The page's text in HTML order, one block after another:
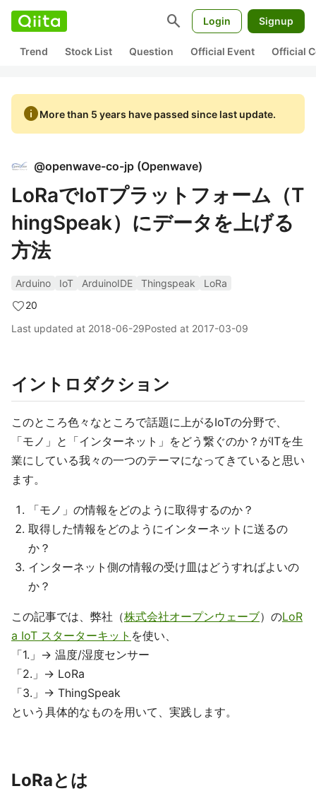
search Login Signup
Trend Stock List Question Official Event Official
infoMore than 5 years have passed since last update.
@openwave-co-jp (Openwave)
LoRaでIoTプラットフォーム（T
hingSpeak）にデータを上げる
方法
Arduino IoT ArduinoIDE Thingspeak
LoRa
20
Last updated at 2018-06-29Posted at 2017-03-09
イントロダクション
このところ色々なところで話題に上がるIoTの分野で、
「モノ」と「インターネット」をどう繋ぐのか？がITを生
業にしている我々の一つのテーマになってきていると思い
ます。
「モノ」の情報をどのように取得するのか？
取得した情報をどのようにインターネットに送るの
か？
インターネット側の情報の受け皿はどうすればよいの
か？
この記事では、弊社（株式会社オープンウェーブ）のLoR
a IoT スターターキット を使い、
「1.」→ 温度/湿度センサー
「2.」→ LoRa
「3.」→ ThingSpeak
という具体的なものを用いて、実践します。
LoRaとは